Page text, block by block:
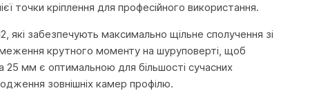
точки кріплення для професійного використання.
які забезпечують максимально щільне сполучення зі
крутного моменту на шуруповерті, щоб
25 мм є оптимальною для більшості сучасних
зовнішніх камер профілю.